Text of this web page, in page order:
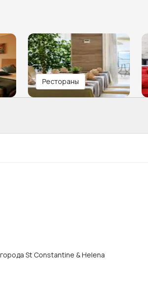
Рестораны
St Constantine & Helena